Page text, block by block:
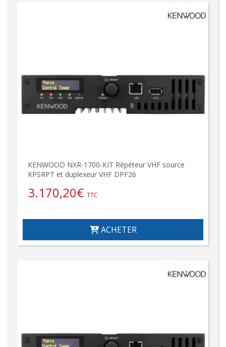
KENWOOD NXR-1700-KIT Répéteur VHF source
KPSRPT et duplexeur VHF DPF26
3.170,20€ TTC
ACHETER